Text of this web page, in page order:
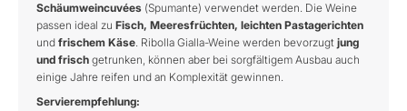
Schäumweincuvées (Spumante) verwendet werden. Die Weine
passen ideal zu Fisch, Meeresfrüchten, leichten Pastagerichten
und frischem Käse. Ribolla Gialla-Weine werden bevorzugt jung
und frisch getrunken, können aber bei sorgfältigem Ausbau auch
einige Jahre reifen und an Komplexität gewinnen.
Servierempfehlung: